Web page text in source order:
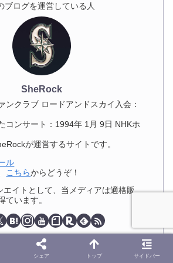
ブログを運営している人
SheRock
ンクラブ ロードアンドスカイ入会：
コンサート：1994年 1月 9日 NHKホ
が運営するサイトです。
ル
こちらからどうぞ！
エイトとして、当メディアは適格販
ています。
シェア トップ サイドバー